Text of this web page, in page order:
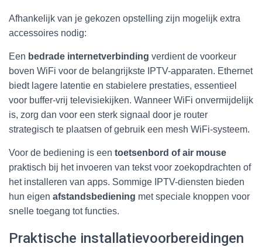
Afhankelijk van je gekozen opstelling zijn mogelijk extra
accessoires nodig:
Een bedrade internetverbinding verdient de voorkeur
boven WiFi voor de belangrijkste IPTV-apparaten. Ethernet
biedt lagere latentie en stabielere prestaties, essentieel
voor buffer-vrij televisiekijken. Wanneer WiFi onvermijdelijk
is, zorg dan voor een sterk signaal door je router
strategisch te plaatsen of gebruik een mesh WiFi-systeem.
Voor de bediening is een toetsenbord of air mouse
praktisch bij het invoeren van tekst voor zoekopdrachten of
het installeren van apps. Sommige IPTV-diensten bieden
hun eigen afstandsbediening met speciale knoppen voor
snelle toegang tot functies.
Praktische installatievoorbereidingen